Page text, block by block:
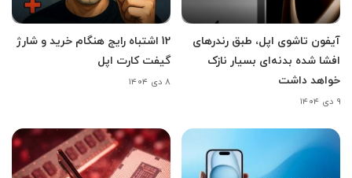
آیفون تاشوی اپل، طبق رندرهای
افشا شده بدنه‌ای بسیار نازک
خواهد داشت
۹ دی ۱۴۰۴
12 اشتباه رایج هنگام خرید و شارژ
گیفت کارت اپل
۸ دی ۱۴۰۴